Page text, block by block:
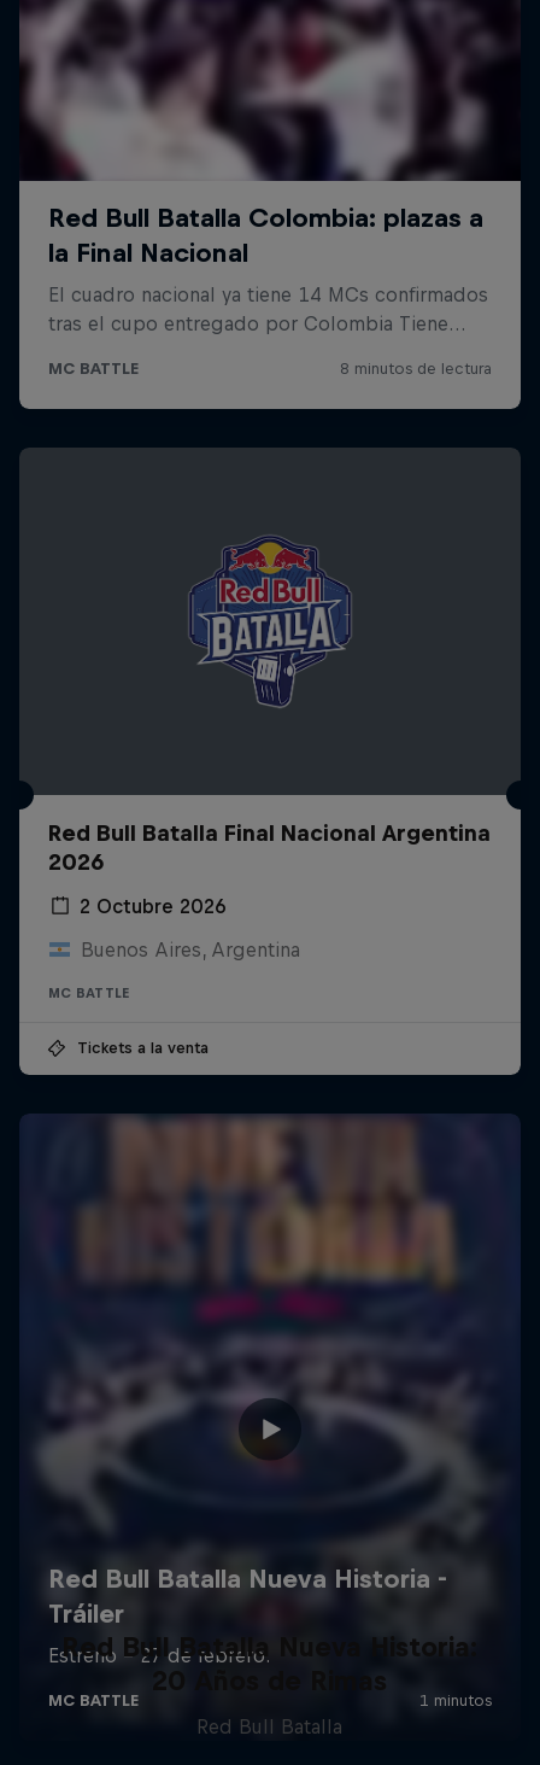
Red Bull Batalla Final Nacional Argentina
2026
2 Octubre 2026
Buenos Aires, Argentina
MC BATTLE
Tickets a la venta
Red Bull Batalla Nueva Historia:
20 Años de Rimas
Red Bull Batalla